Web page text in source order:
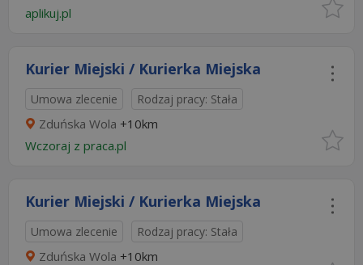
aplikuj.pl
Kurier Miejski / Kurierka Miejska
Umowa zlecenie Rodzaj pracy: Stała
Zduńska Wola +10km
Wczoraj z praca.pl
Kurier Miejski / Kurierka Miejska
Umowa zlecenie Rodzaj pracy: Stała
Zduńska Wola +10km